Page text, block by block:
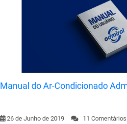
Manual do Ar-Condicionado
26 de Junho de 2019 11 Comentários